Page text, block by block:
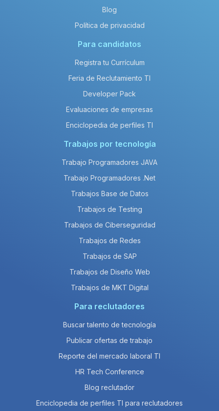
Blog
Política de privacidad
Para candidatos
Registra tu Currículum
Feria de Reclutamiento TI
Developer Pack
Evaluaciones de empresas
Enciclopedia de perfiles TI
Trabajos por tecnología
Trabajo Programadores JAVA
Trabajo Programadores .Net
Trabajos Base de Datos
Trabajos de Testing
Trabajos de Ciberseguridad
Trabajos de Redes
Trabajos de SAP
Trabajos de Diseño Web
Trabajos de MKT Digital
Para reclutadores
Buscar talento de tecnología
Publicar ofertas de trabajo
Reporte del mercado laboral TI
HR Tech Conference
Blog reclutador
Enciclopedia de perfiles TI para reclutadores